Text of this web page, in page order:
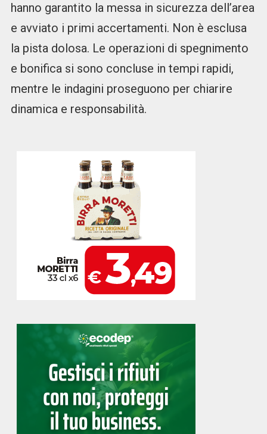
hanno garantito la messa in sicurezza dell’area
e avviato i primi accertamenti. Non è esclusa
la pista dolosa. Le operazioni di spegnimento
e bonifica si sono concluse in tempi rapidi,
mentre le indagini proseguono per chiarire
dinamica e responsabilità.